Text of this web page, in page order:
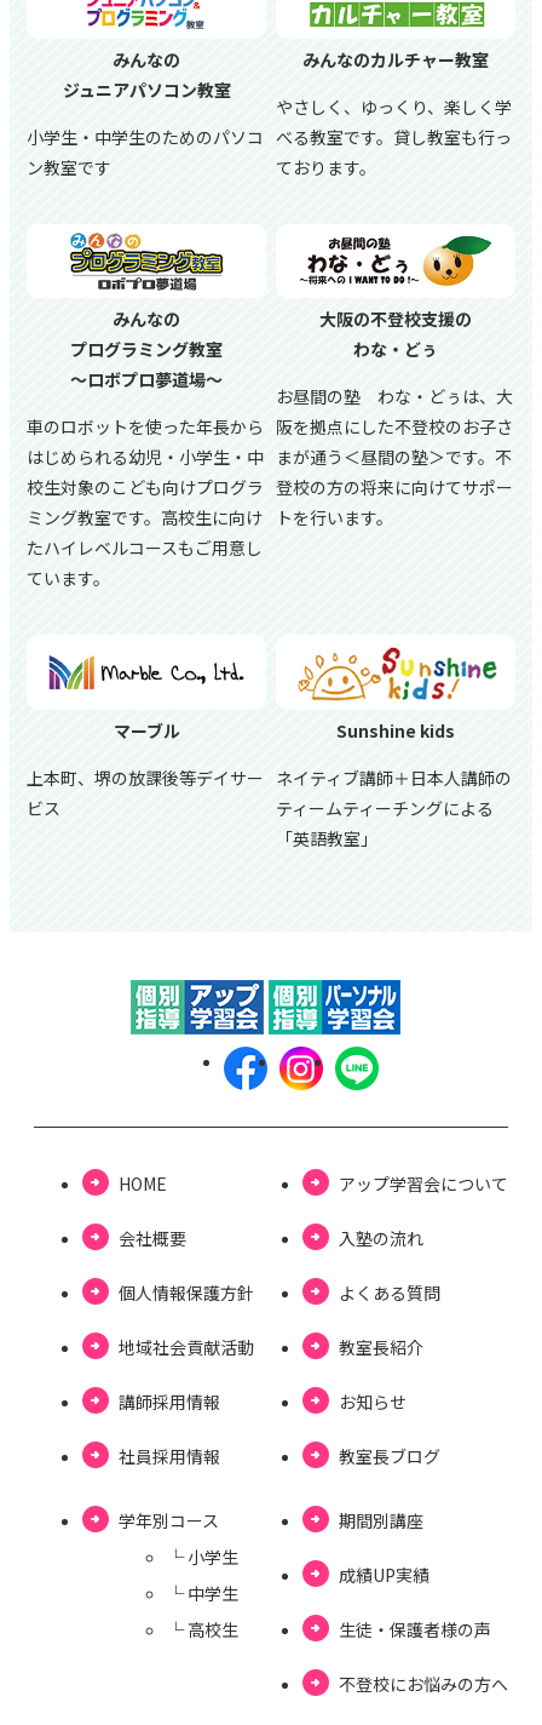
みんなの
ジュニアパソコン教室
小学生・中学生のためのパソコ
ン教室です
みんなのカルチャー教室
やさしく、ゆっくり、楽しく学
べる教室です。貸し教室も行っ
ております。
みんなの
プログラミング教室
～ロボプロ夢道場～
車のロボットを使った年長から
はじめられる幼児・小学生・中
校生対象のこども向けプログラ
ミング教室です。高校生に向け
たハイレベルコースもご用意し
ています。
大阪の不登校支援の
わな・どぅ
お昼間の塾 わな・どぅは、大
阪を拠点にした不登校のお子さ
まが通う＜昼間の塾＞です。不
登校の方の将来に向けてサポー
トを行います。
マーブル
上本町、堺の放課後等デイサー
ビス
Sunshine kids
ネイティブ講師＋日本人講師の
ティームティーチングによる
「英語教室」
HOME
会社概要
個⼈情報保護⽅針
地域社会貢献活動
講師採用情報
社員採用情報
アップ学習会について
⼊塾の流れ
よくある質問
教室長紹介
お知らせ
教室⻑ブログ
学年別コース
└ ⼩学⽣
└ 中学⽣
└ ⾼校⽣
期間別講座
成績UP実績
⽣徒・保護者様の声
不登校にお悩みの⽅へ